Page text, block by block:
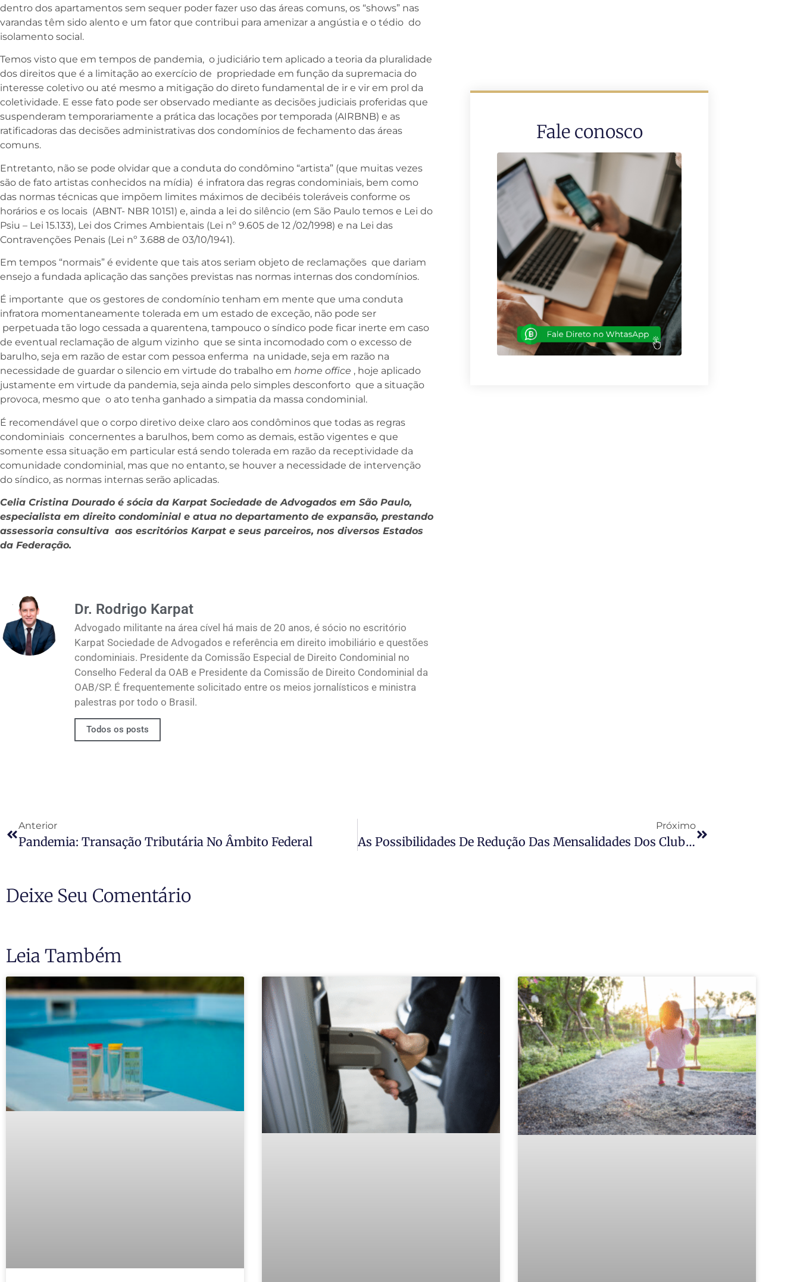
dentro dos apartamentos sem sequer poder fazer uso das áreas comuns, os “shows” nas
varandas têm sido alento e um fator que contribui para amenizar a angústia e o tédio do
isolamento social.
Temos visto que em tempos de pandemia, o judiciário tem aplicado a teoria da pluralidade
dos direitos que é a limitação ao exercício de propriedade em função da supremacia do
interesse coletivo ou até mesmo a mitigação do direto fundamental de ir e vir em prol da
coletividade. E esse fato pode ser observado mediante as decisões judiciais proferidas que
suspenderam temporariamente a prática das locações por temporada (AIRBNB) e as
ratificadoras das decisões administrativas dos condomínios de fechamento das áreas
comuns.
Entretanto, não se pode olvidar que a conduta do condômino “artista” (que muitas vezes
são de fato artistas conhecidos na mídia) é infratora das regras condominiais, bem como
das normas técnicas que impõem limites máximos de decibéis toleráveis conforme os
horários e os locais (ABNT- NBR 10151) e, ainda a lei do silêncio (em São Paulo temos e Lei do
Psiu – Lei 15.133), Lei dos Crimes Ambientais (Lei nº 9.605 de 12 /02/1998) e na Lei das
Contravenções Penais (Lei nº 3.688 de 03/10/1941).
Em tempos “normais” é evidente que tais atos seriam objeto de reclamações que dariam
ensejo a fundada aplicação das sanções previstas nas normas internas dos condomínios.
É importante que os gestores de condomínio tenham em mente que uma conduta
infratora momentaneamente tolerada em um estado de exceção, não pode ser
perpetuada tão logo cessada a quarentena, tampouco o síndico pode ficar inerte em caso
de eventual reclamação de algum vizinho que se sinta incomodado com o excesso de
barulho, seja em razão de estar com pessoa enferma na unidade, seja em razão na
necessidade de guardar o silencio em virtude do trabalho em home office , hoje aplicado
justamente em virtude da pandemia, seja ainda pelo simples desconforto que a situação
provoca, mesmo que o ato tenha ganhado a simpatia da massa condominial.
É recomendável que o corpo diretivo deixe claro aos condôminos que todas as regras
condominiais concernentes a barulhos, bem como as demais, estão vigentes e que
somente essa situação em particular está sendo tolerada em razão da receptividade da
comunidade condominial, mas que no entanto, se houver a necessidade de intervenção
do síndico, as normas internas serão aplicadas.
Celia Cristina Dourado é sócia da Karpat Sociedade de Advogados em São Paulo,
especialista em direito condominial e atua no departamento de expansão, prestando
assessoria consultiva aos escritórios Karpat e seus parceiros, nos diversos Estados
da Federação.
Dr. Rodrigo Karpat
Advogado militante na área cível há mais de 20 anos, é sócio no escritório
Karpat Sociedade de Advogados e referência em direito imobiliário e questões
condominiais. Presidente da Comissão Especial de Direito Condominial no
Conselho Federal da OAB e Presidente da Comissão de Direito Condominial da
OAB/SP. É frequentemente solicitado entre os meios jornalísticos e ministra
palestras por todo o Brasil.
Todos os posts
Fale conosco
Anterior
Pandemia: Transação Tributária No Âmbito Federal
Próximo
As Possibilidades De Redução Das Mensalidades Dos Clubes Sociais Em Tempos De COVID-19
Deixe Seu Comentário
Leia Também